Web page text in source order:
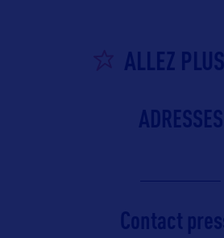
ALLEZ
ADRESSES
Contact